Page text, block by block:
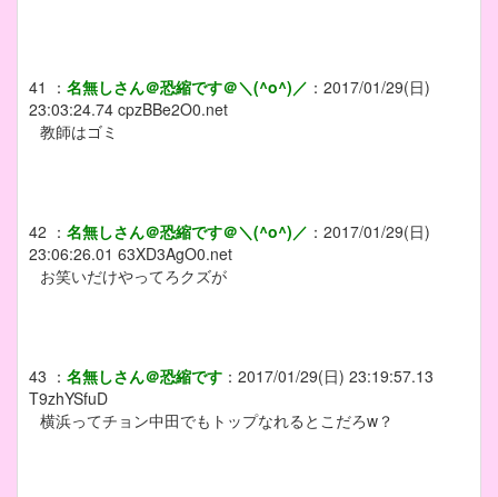
41 ： 名無しさん＠恐縮です＠＼(^o^)／ ： 2017/01/29(日)
23:03:24.74 cpzBBe2O0.net
教師はゴミ
42 ： 名無しさん＠恐縮です＠＼(^o^)／ ： 2017/01/29(日)
23:06:26.01 63XD3AgO0.net
お笑いだけやってろクズが
43 ： 名無しさん＠恐縮です ： 2017/01/29(日) 23:19:57.13
T9zhYSfuD
横浜ってチョン中田でもトップなれるとこだろw？